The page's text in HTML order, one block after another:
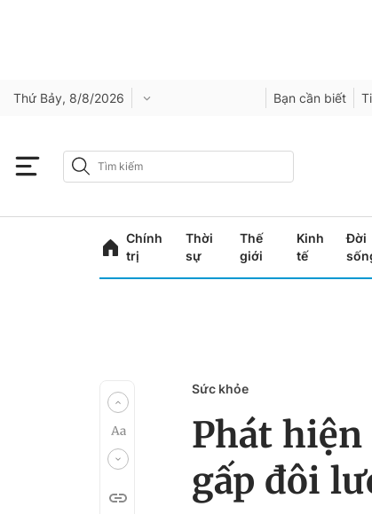
Thứ Bảy, 8/8/2026 Bạn cần biết
Chính
trị
Thời
sự
Thế
giới
Kinh
tế
Đời
Sức khỏe
Phát hiện
gấp đôi